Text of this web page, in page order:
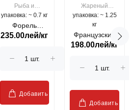
Рыба и
морепродукты
упаковка: ~ 0.7 кг
Форель
лососевая
Moldovenesc"
235.00лей/кг
Добавить
Жареный
цыпленок
упаковка: ~ 1.25
кг
Французский
гриль, кг
198.00лей/кг
Добавить